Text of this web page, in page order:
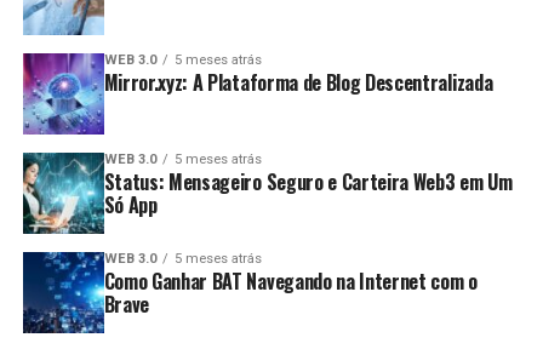
WEB 3.0 5 meses atrás
Mirror.xyz: A Plataforma de Blog Descentralizada
WEB 3.0 5 meses atrás
Status: Mensageiro Seguro e Carteira Web3 em Um
Só App
WEB 3.0 5 meses atrás
Como Ganhar BAT Navegando na Internet com o
Brave